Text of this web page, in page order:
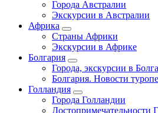
Города Австралии
Экскурсии в Австралии
Африка
Страны Африки
Экскурсии в Африке
Болгария
Города, экскурсии в
Болгария. Новости
Голландия
Города Голландии
Достопримечательности